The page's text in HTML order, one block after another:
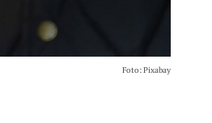
Foto: Pixabay